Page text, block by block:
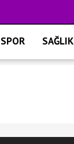
SPOR SAĞLIK